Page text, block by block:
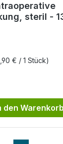
steril -
€ / 1 Stück)
den Warenkorb